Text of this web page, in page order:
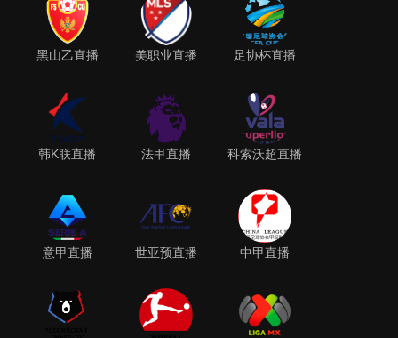
黑山乙直播 美职业直播 足协杯直播
韩K联直播 法甲直播 科索沃超直播
意甲直播 世亚预直播 中甲直播